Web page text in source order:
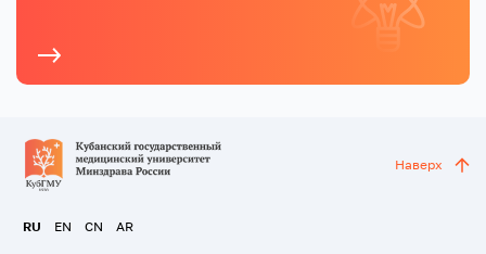
RU EN CN AR
Наверх